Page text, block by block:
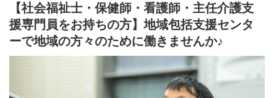
【社会福祉士・保健師・看護師・主任介護支
援専門員をお持ちの方】地域包括支援センタ
ーで地域の方々のために働きませんか♪